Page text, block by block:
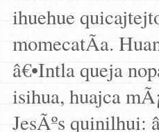
ihuehue
momecatÃ­a.
â€•Intla queja
isihua, huajca
JesÃºs quinilhui: